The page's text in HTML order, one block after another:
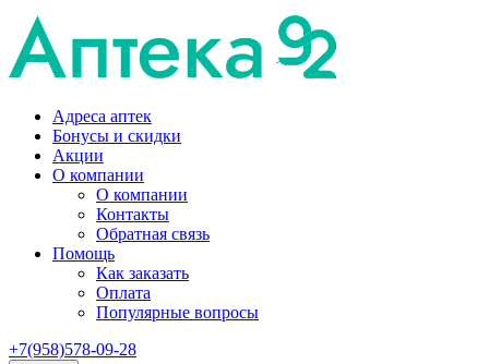
Адреса аптек
Бонусы и скидки
Акции
О компании
О компании
Контакты
Обратная связь
Помощь
Как заказать
Оплата
Популярные вопросы
+7(958)578-09-28